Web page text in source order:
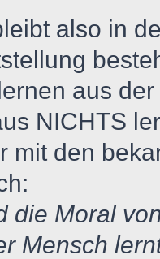
also in
aus
NICHTS
mit den
die Moral
Mensch